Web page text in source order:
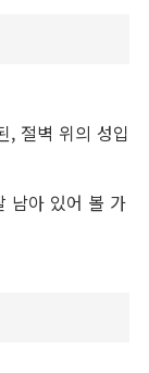
, 절벽 위의 성입
남아 있어 볼 가